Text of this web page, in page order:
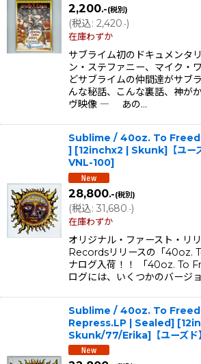
2,200.-(税別)
(税込: 2,420.-)
在庫わずか
サブライム初のドキュメンタ
ン・ステファニー、マイク・
どサブライムの仲間達がサブ
んな秘話、こんな裏話、神が
ヴ映像 ― あの…
Sublime / 40oz. To
] [12inchx2 | Skunk]【ユーズ
VNL-100]
28,800.-(税別)
(税込: 31,680 .-)
在庫わずか
オリジナル・ファースト・リ
Recordsリリースの「40oz.
ナログ入荷！！ 「40oz. To
ログには、いくつかのバージ
Sublime / 40oz. To
Repress.LP | Sealed]
Skunk/77/Erika]【ユーズド】